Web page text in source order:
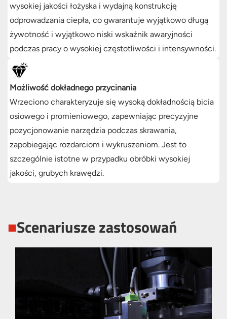
wysokiej jakości łożyska i wydajną konstrukcję
odprowadzania ciepła, co gwarantuje wyjątkowo długą
żywotność i wyjątkowo niski wskaźnik awaryjności
podczas pracy o wysokiej częstotliwości i intensywności.
Możliwość dokładnego przycinania
Wrzeciono charakteryzuje się wysoką dokładnością bicia
osiowego i promieniowego, zapewniając precyzyjne
pozycjonowanie narzędzia podczas skrawania,
zapobiegając rozdarciom i wykruszeniom. Jest to
szczególnie istotne w przypadku obróbki wysokiej
jakości, grubych krawędzi.
■Scenariusze zastosowań